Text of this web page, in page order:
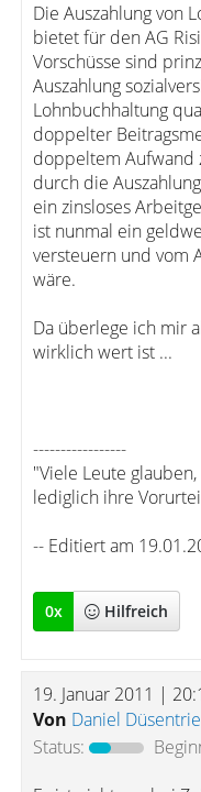
Die Auszahlung von
bietet für den AG
Vorschüsse sind
Auszahlung
Lohnbuchhaltung
doppelter
doppeltem Aufwand
durch die
ein zinsloses
ist nunmal ein
versteuern und vom
wäre.
Da überlege ich mir
wirklich wert ist ...
-----------------
"Viele Leute
lediglich ihre
-- Editiert am
0x Hilfreich
19. Januar 2011 |
Von Daniel
Status: